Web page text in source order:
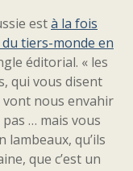
està la fois
tiers-monde en
éditorial. « les
qui vous disent
vont nous envahir
… mais vous
lambeaux, qu’ils
que c’est un